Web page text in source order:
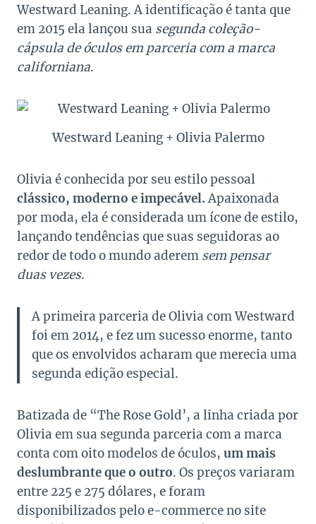
Westward Leaning. A identificação é tanta que
em 2015 ela lançou sua segunda coleção-
cápsula de óculos em parceria com a marca
californiana.
Westward Leaning + Olivia Palermo
Olivia é conhecida por seu estilo pessoal
clássico, moderno e impecável.Apaixonada
por moda, ela é considerada um ícone de estilo,
lançando tendências que suas seguidoras ao
redor de todo o mundo aderem sem pensar
duas vezes.
A primeira parceria de Olivia com Westward
foi em 2014, e fez um sucesso enorme, tanto
que os envolvidos acharam que merecia uma
segunda edição especial.
Batizada de “The Rose Gold’, a linha criada por
Olivia em sua segunda parceria com a marca
conta com oito modelos de óculos, um mais
deslumbrante que o outro. Os preços variaram
entre 225 e 275 dólares, e foram
disponibilizados pelo e-commerce no site